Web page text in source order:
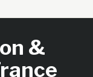
&